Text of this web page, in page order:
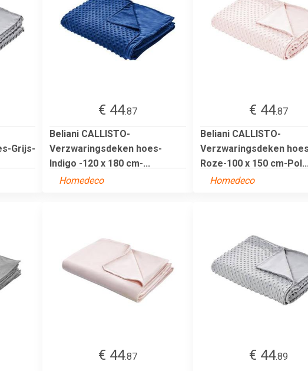
Grijs-
€ 44.87
Beliani CALLISTO-
Verzwaringsdeken hoes-
Indigo -120 x 180 cm-...
Homedeco
€ 44.87
Beliani CALLISTO-
Verzwaringsdeken
Roze-100 x 150 cm-Pol...
Homedeco
€ 44.87
€ 44.89